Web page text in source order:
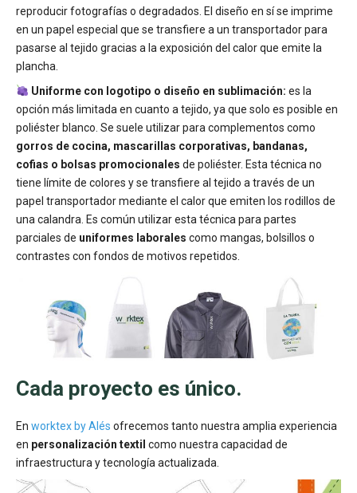
reproducir fotografías o degradados. El diseño en sí se imprime
en un papel especial que se transfiere a un transportador para
pasarse al tejido gracias a la exposición del calor que emite la
plancha.
Uniforme con logotipo o diseño en sublimación: es la
opción más limitada en cuanto a tejido, ya que solo es posible en
poliéster blanco. Se suele utilizar para complementos como
gorros de cocina, mascarillas corporativas, bandanas,
cofias o bolsas promocionales de poliéster. Esta técnica no
tiene límite de colores y se transfiere al tejido a través de un
papel transportador mediante el calor que emiten los rodillos de
una calandra. Es común utilizar esta técnica para partes
parciales de uniformes laborales como mangas, bolsillos o
contrastes con fondos de motivos repetidos.
Cada proyecto es único.
En worktex by Alés ofrecemos tanto nuestra amplia experiencia
en personalización textil como nuestra capacidad de
infraestructura y tecnología actualizada.